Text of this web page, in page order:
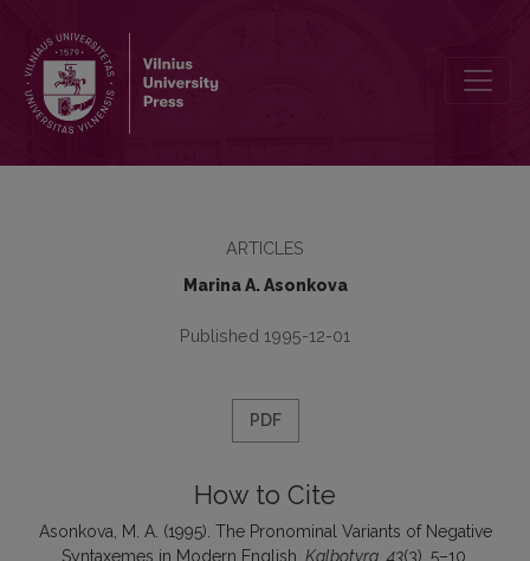
ARTICLES
Marina A. Asonkova
Published 1995-12-01
PDF
How to Cite
Asonkova, M. A. (1995). The Pronominal Variants of Negative
Syntaxemes in Modern English. Kalbotyra,43(3), 5–10.